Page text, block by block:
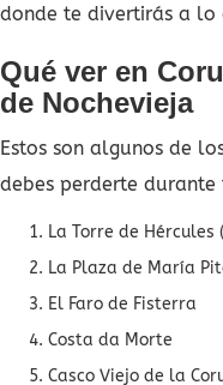
donde te divertirás a lo
Qué ver en
de Nochevieja
Estos son algunos de
debes perderte
La Torre de
La Plaza de María
El Faro de Fisterra
Costa da Morte
Casco Viejo de la